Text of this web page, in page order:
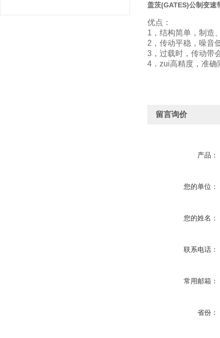
盖茨(GATES)公制变速
优点：
1，结构简单，制造
2，传动平稳，噪音
3，过载时，传动带
4．zui高精度，准确
留言询价
产品：
您的单位：
您的姓名：
联系电话：
常用邮箱：
省份：